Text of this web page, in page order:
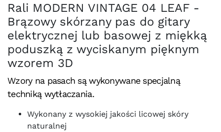
Rali MODERN VINTAGE 04 LEAF -
Brązowy skórzany pas do gitary
elektrycznej lub basowej z miękką
poduszką z wyciskanym pięknym
wzorem 3D
Wzory na pasach są wykonywane specjalną
techniką wytłaczania.
Wykonany z wysokiej jakości licowej skóry
naturalnej